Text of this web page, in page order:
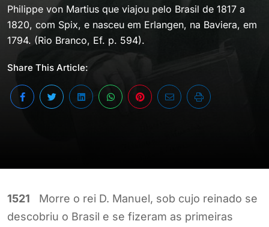
Philippe von Martius que viajou pelo Brasil de 1817 a
1820, com Spix, e nasceu em Erlangen, na Baviera, em
1794. (Rio Branco, Ef. p. 594).
Share This Article:
1521 Morre o rei D. Manuel, sob cujo reinado se
descobriu o Brasil e se fizeram as primeiras